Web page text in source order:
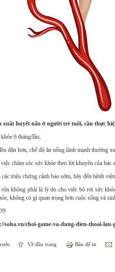
xuất huyết não ở người trẻ tuổi, cần thực
6 tháng/lần;
đặn hơn, chế độ ăn uống lành mạnh thường
chăm sóc sức khỏe theo lời khuyên của bác
triệu chứng cảnh báo sớm, hãy đến bệnh
không phải là lý do cho việc bỏ rơi sức
không có gì quan trọng hơn cuộc sống và
soha.vn/choi-game-va-dung-dien-thoai-lau-
Về đầu trang Bản để in